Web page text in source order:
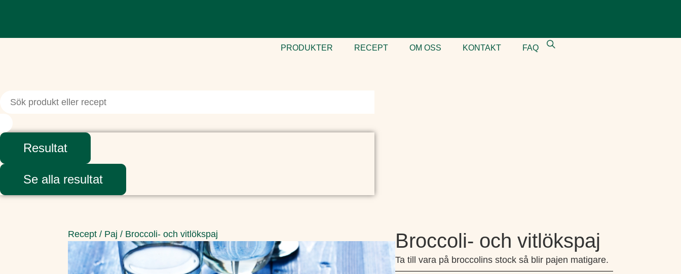
PRODUKTER RECEPT OM OSS KONTAKT FAQ
Resultat
Se alla resultat
Recept / Paj / Broccoli- och vitlökspaj Broccoli- och vitlökspaj
Ta till vara på broccolins stock så blir pajen matigare.